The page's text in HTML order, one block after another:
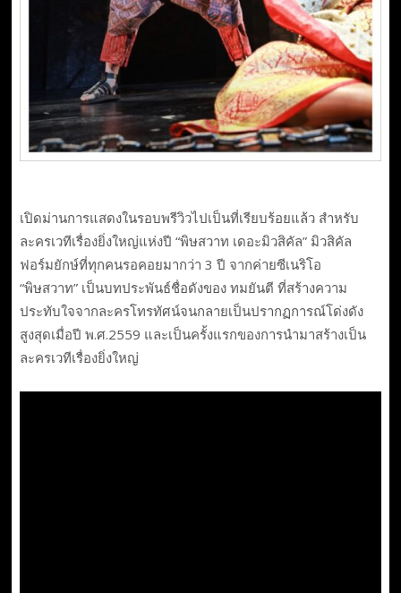
เปิดม่านการแสดงในรอบพรีวิวไปเป็นที่เรียบร้อยแล้ว สำหรับ
ละครเวทีเรื่องยิ่งใหญ่แห่งปี “พิษสวาท เดอะมิวสิคัล” มิวสิคัล
ฟอร์มยักษ์ที่ทุกคนรอคอยมากว่า 3 ปี จากค่ายซีเนริโอ
“พิษสวาท” เป็นบทประพันธ์ชื่อดังของ ทมยันตี ที่สร้างความ
ประทับใจจากละครโทรทัศน์จนกลายเป็นปรากฏการณ์โด่งดัง
สูงสุดเมื่อปี พ.ศ.2559 และเป็นครั้งแรกของการนำมาสร้างเป็น
ละครเวทีเรื่องยิ่งใหญ่